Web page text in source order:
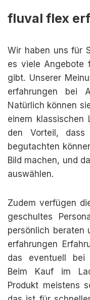
fluval flex
Wir haben uns für
es viele Angebote
gibt. Unserer
erfahrungen bei
Natürlich können
einem klassischen
den Vorteil,
begutachten
Bild machen, und
auswählen.
Zudem verfügen
geschultes
persönlich beraten
erfahrungen
das eventuell bei
Beim Kauf im
Produkt meistens